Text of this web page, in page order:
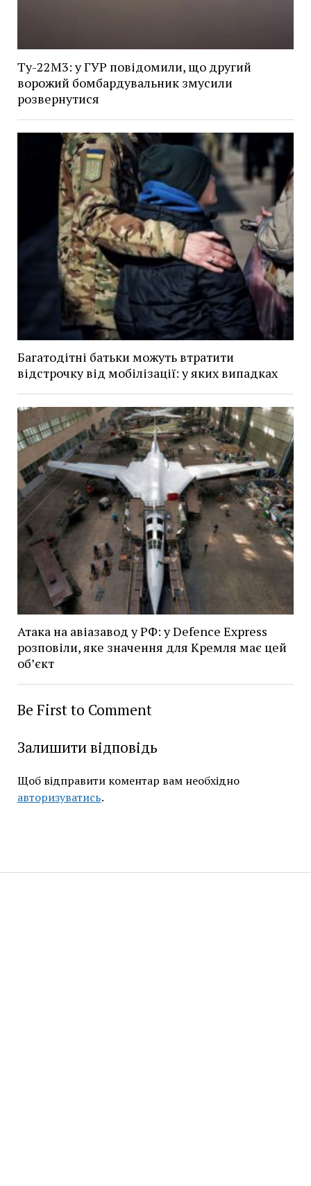
Ту-22М3: у ГУР повідомили, що другий
ворожий бомбардувальник змусили
розвернутися
Багатодітні батьки можуть втратити
відстрочку від мобілізації: у яких випадках
Атака на авіазавод у РФ: у Defence Express
розповіли, яке значення для Кремля має цей
об’єкт
Be First to Comment
Залишити відповідь
Щоб відправити коментар вам необхідно
авторизуватись.